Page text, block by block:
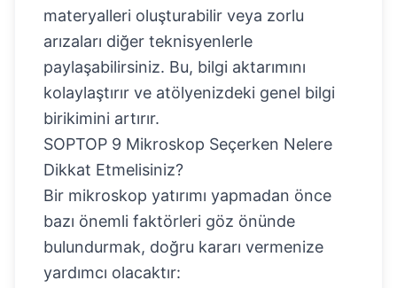
materyalleri oluşturabilir veya zorlu
arızaları diğer teknisyenlerle
paylaşabilirsiniz. Bu, bilgi aktarımını
kolaylaştırır ve atölyenizdeki genel bilgi
birikimini artırır.
SOPTOP 9 Mikroskop Seçerken Nelere
Dikkat Etmelisiniz?
Bir mikroskop yatırımı yapmadan önce
bazı önemli faktörleri göz önünde
bulundurmak, doğru kararı vermenize
yardımcı olacaktır: